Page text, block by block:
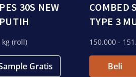
30S NEW
kg (roll)
Gratis
COMBED
TYPE 3
150.000 -
Beli